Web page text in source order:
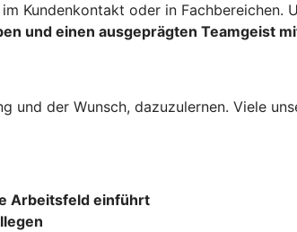
Kundenkontakt oder in Fachbereichen.
und einen ausgeprägten Teamgeist
und der Wunsch, dazuzulernen. Viele
Arbeitsfeld einführt